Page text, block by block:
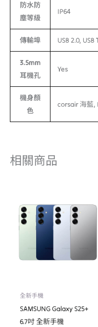
防水防
塵等級
IP64
傳輸埠 USB 2.0, USB
3.5mm
耳機孔
Yes
機身顏
色
corsair 海藍,
相關商品
全新手機
SAMSUNG Galaxy S25+
6.7吋 全新手機